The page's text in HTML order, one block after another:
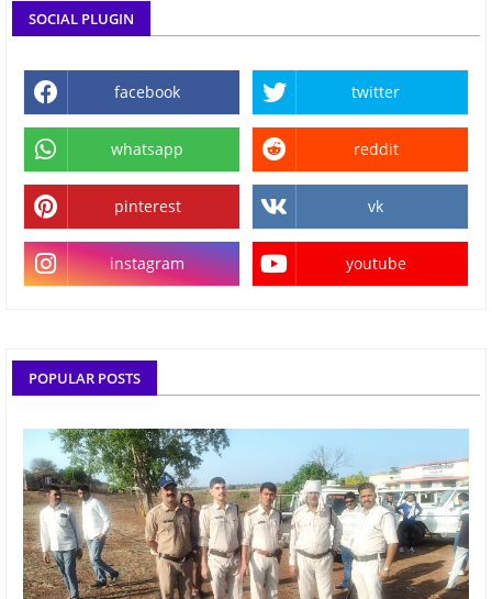
SOCIAL PLUGIN
facebook twitter
whatsapp reddit
pinterest vk
instagram youtube
POPULAR POSTS